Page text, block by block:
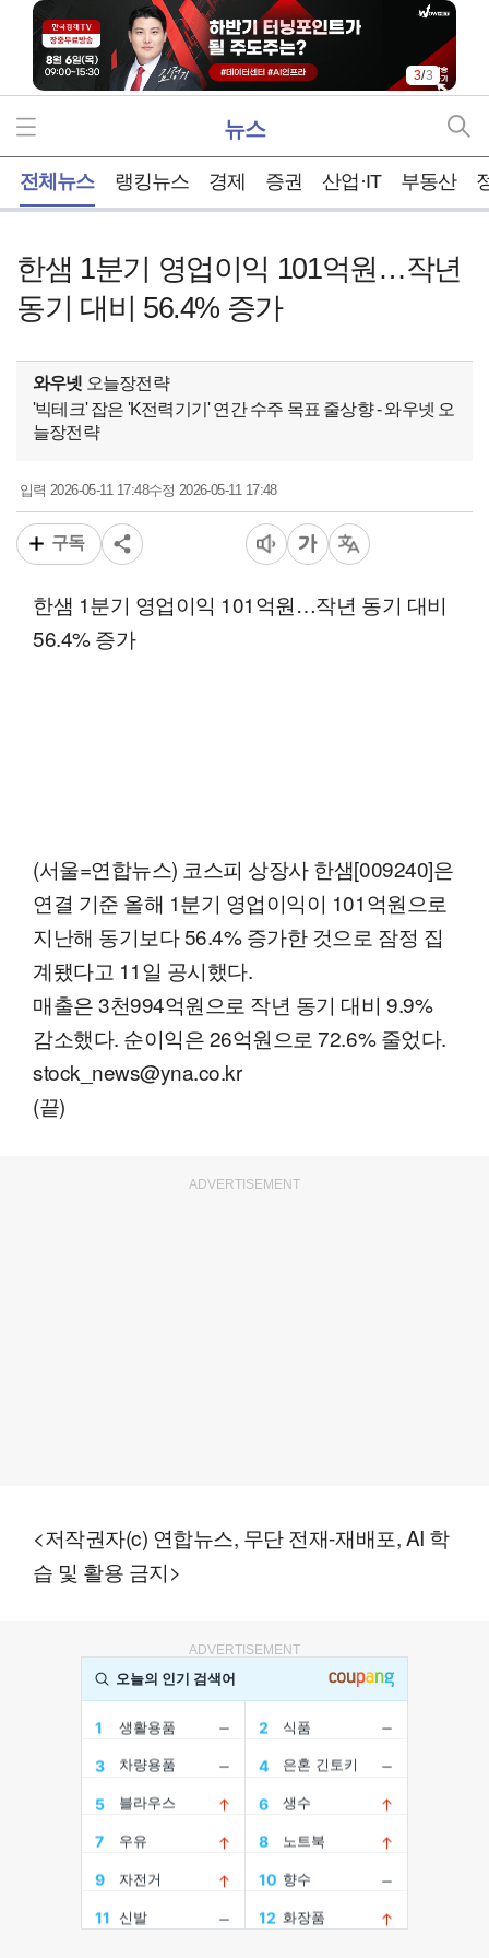
3/3
뉴스
전체뉴스 랭킹뉴스 경제 증권 산업·IT 부동산
한샘 1분기 영업이익 101억원…작년
동기 대비 56.4% 증가
와우넷 오늘장전략
'빅테크' 잡은 'K전력기기' 연간 수주 목표 줄상향 - 와우넷 오
늘장전략
입력 2026-05-11 17:48수정 2026-05-11 17:48
구독
한샘 1분기 영업이익 101억원…작년 동기 대비
56.4% 증가
(서울=연합뉴스) 코스피 상장사 한샘[009240]은
연결 기준 올해 1분기 영업이익이 101억원으로
지난해 동기보다 56.4% 증가한 것으로 잠정 집
계됐다고 11일 공시했다.
매출은 3천994억원으로 작년 동기 대비 9.9%
감소했다. 순이익은 26억원으로 72.6% 줄었다.
stock_news@yna.co.kr
(끝)
ADVERTISEMENT
<저작권자(c) 연합뉴스, 무단 전재-재배포, AI 학
습 및 활용 금지>
ADVERTISEMENT